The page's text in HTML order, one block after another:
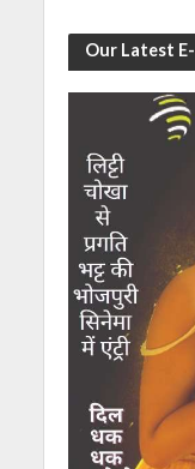
Our Latest